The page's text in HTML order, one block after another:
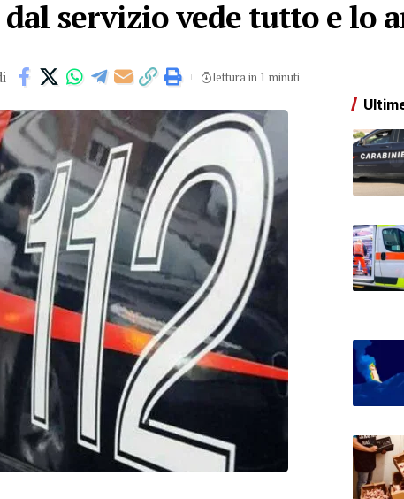
servizio vede tutto e lo
lettura in 1 minuti